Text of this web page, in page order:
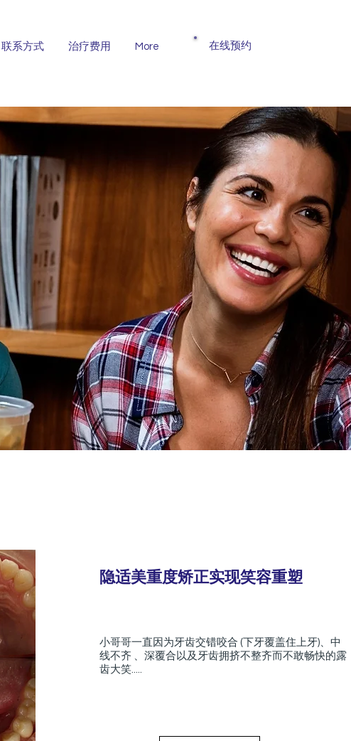
联系方式 治疗费用 More ​在线预约
隐适美重度矫正实现笑容重塑
小哥哥一直因为牙齿交错咬合 (下牙覆盖住上牙)、中
线不齐 、深覆合以及牙齿拥挤不整齐而不敢畅快的露
齿大笑.....